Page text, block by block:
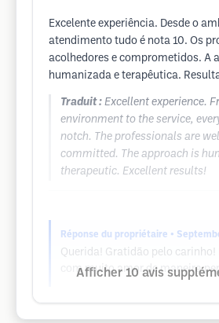
Excelente experiência. Desde o
atendimento tudo é nota 10. Os
acolhedores e comprometidos. A
humanizada e terapêutica.
Traduit : Excellent experience.
environment to the service,
notch. The professionals are
committed. The approach is
therapeutic. Excellent results!
Réponse du propriétaire •
Querida! Gratidão pelo carinho!
com muito amor de maneira
Afficher 10 avis